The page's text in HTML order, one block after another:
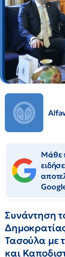
Μάθε
Συνάντηση
Τασούλα με
και